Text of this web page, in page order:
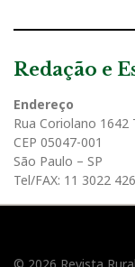
Redação e
Endereço
Rua Coriolano 1642
CEP 05047-001
São Paulo – SP
Tel/FAX: 11 3022